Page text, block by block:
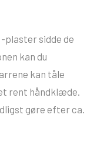
plaster sidde de
kan du
kan tåle
rent håndklæde.
gøre efter ca.